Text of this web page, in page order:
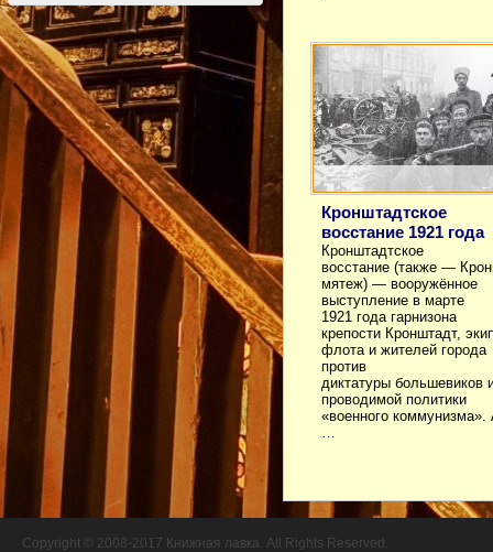
Кронштадтское
восстание 1921 года
Кронштадтское
восстание (также —
мятеж) — вооружённое
выступление в марте
1921 года гарнизона
крепости Кронштадт,
флота и жителей города
против
диктатуры большевиков
проводимой политики
«военного
…
Copyright © 2008-2017 Книжная лавка. All Rights Reserved.